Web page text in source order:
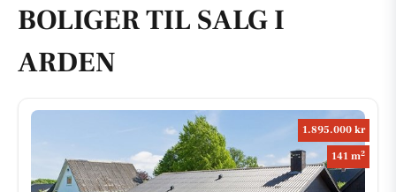
BOLIGER TIL SALG I
ARDEN
1.895.000 kr
141 m2